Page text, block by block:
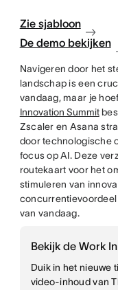
Zie sjabloon
De demo bekijken
Navigeren door het
landschap is een
vandaag, maar je
Innovation Summit
Zscaler en Asana
door technologische
focus op AI. Deze
routekaart voor het
stimuleren van
van vandaag.
Bekijk de Work
Duik in het nieuwe
video-inhoud van